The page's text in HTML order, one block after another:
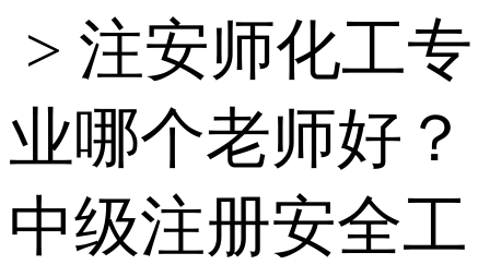
> 注安师化工专
业哪个老师好？
中级注册安全工